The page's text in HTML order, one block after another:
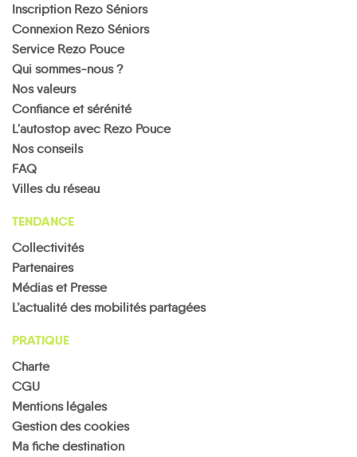
Inscription Rezo Séniors
Connexion Rezo Séniors
Service Rezo Pouce
Qui sommes-nous ?
Nos valeurs
Confiance et sérénité
L'autostop avec Rezo Pouce
Nos conseils
FAQ
Villes du réseau
TENDANCE
Collectivités
Partenaires
Médias et Presse
L’actualité des mobilités partagées
PRATIQUE
Charte
CGU
Mentions légales
Gestion des cookies
Ma fiche destination